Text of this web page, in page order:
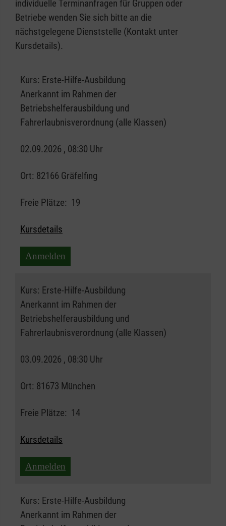
individuelle Terminanfragen für Gruppen oder
Betriebe wenden Sie sich bitte an die
nächstgelegene Dienststelle (Kontakt unter
Kursdetails).
Kurs: Erste-Hilfe-Ausbildung
Anerkannt im Rahmen der
Betriebshelferausbildung und
Fahrerlaubnisverordnung (alle Klassen)
02.09.2026 , 08:30 Uhr
Ort: 82166 Gräfelfing
Freie Plätze: 19
Kursdetails
Anmelden
Kurs: Erste-Hilfe-Ausbildung
Anerkannt im Rahmen der
Betriebshelferausbildung und
Fahrerlaubnisverordnung (alle Klassen)
03.09.2026 , 08:30 Uhr
Ort: 81673 München
Freie Plätze: 14
Kursdetails
Anmelden
Kurs: Erste-Hilfe-Ausbildung
Anerkannt im Rahmen der